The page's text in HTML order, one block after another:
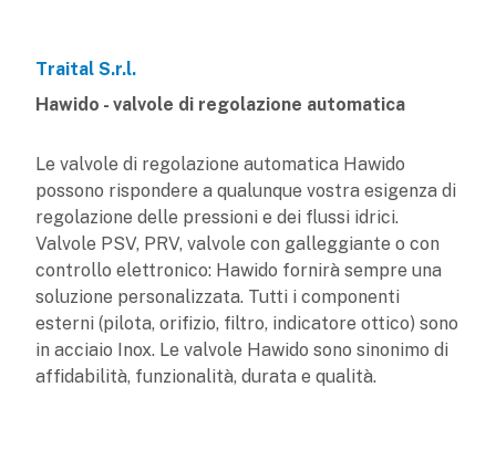
Traital S.r.l.
Hawido - valvole di regolazione automatica
Le valvole di regolazione automatica Hawido
possono rispondere a qualunque vostra esigenza di
regolazione delle pressioni e dei flussi idrici.
Valvole PSV, PRV, valvole con galleggiante o con
controllo elettronico: Hawido fornirà sempre una
soluzione personalizzata. Tutti i componenti
esterni (pilota, orifizio, filtro, indicatore ottico) sono
in acciaio Inox. Le valvole Hawido sono sinonimo di
affidabilità, funzionalità, durata e qualità.